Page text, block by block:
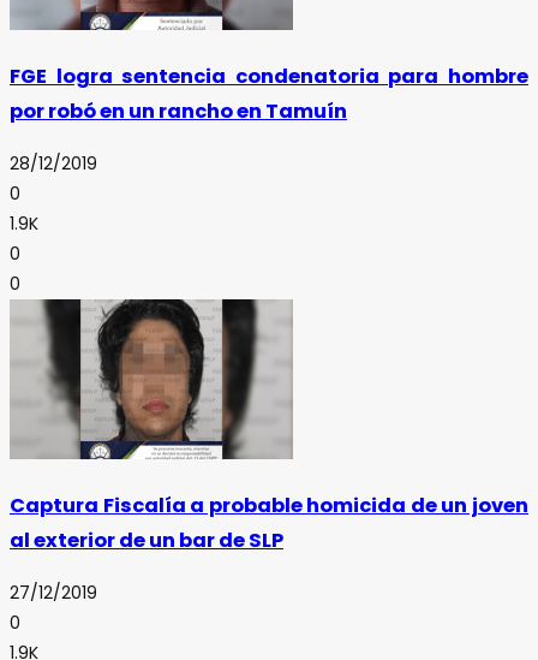
FGE logra sentencia condenatoria para hombre
por robó en un rancho en Tamuín
28/12/2019
0
1.9K
0
0
Captura Fiscalía a probable homicida de un joven
al exterior de un bar de SLP
27/12/2019
0
1.9K